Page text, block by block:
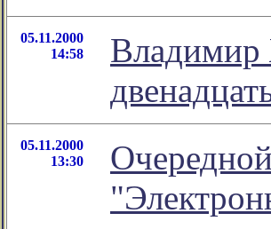
05.11.2000
14:58
Владимир
05.11.2000
13:30